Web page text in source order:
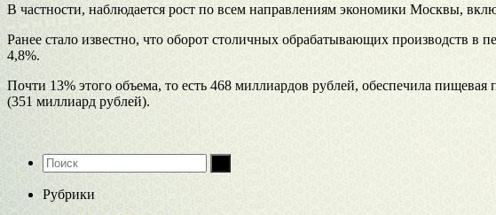
В частности, наблюдается рост по всем направлениям экономики Москвы,
Ранее стало известно, что оборот столичных обрабатывающих производств в
4,8%.
Почти 13% этого объема, то есть 468 миллиардов рублей, обеспечила
(351 миллиард рублей).
Рубрики